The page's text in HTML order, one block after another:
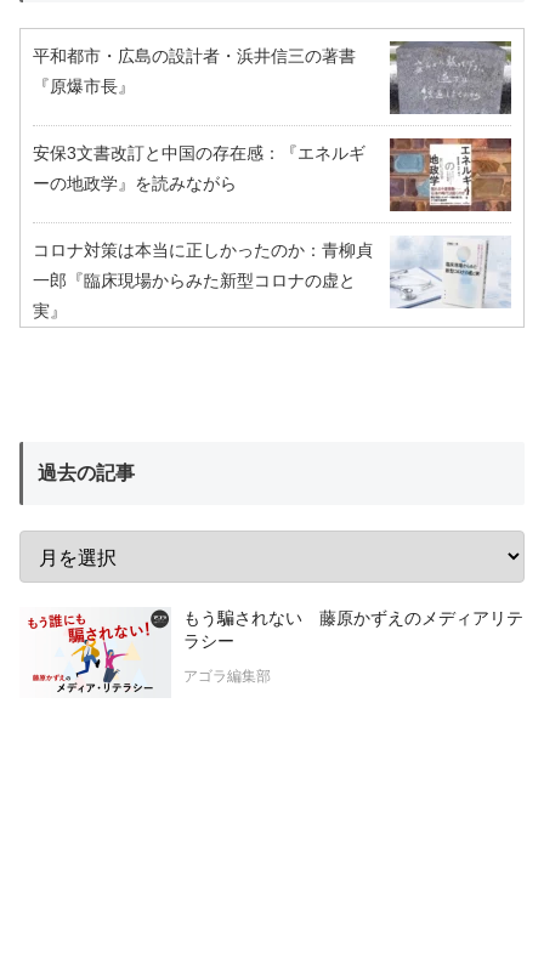
平和都市・広島の設計者・浜井信三の著書
『原爆市長』
安保3文書改訂と中国の存在感：『エネルギ
ーの地政学』を読みながら
コロナ対策は本当に正しかったのか：青柳貞
一郎『臨床現場からみた新型コロナの虚と
実』
過去の記事
もう騙されない 藤原かずえのメディアリテ
ラシー
アゴラ編集部